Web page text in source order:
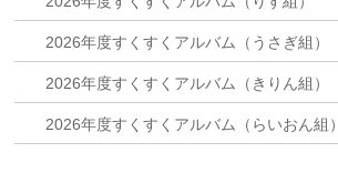
2026年度すくすくアルバム（うさぎ組）
2026年度すくすくアルバム（きりん組）
2026年度すくすくアルバム（らいおん組）